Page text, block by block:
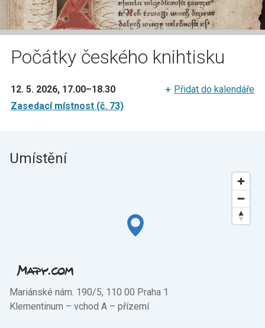
Počátky českého knihtisku
12. 5. 2026, 17.00–18.30
Přidat do kalendáře
Zasedací místnost (č. 73)
Umístění
Mariánské nám. 190/5, 110 00 Praha 1
Klementinum –⁠ vchod A –⁠ přízemí